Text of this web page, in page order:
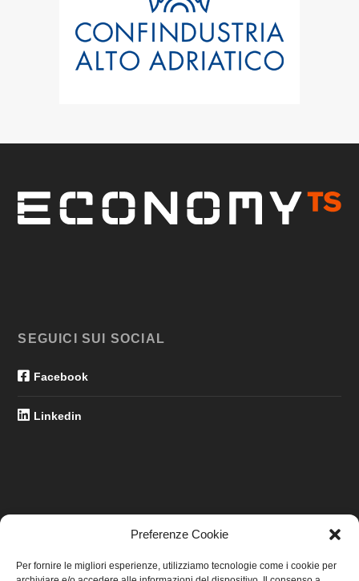
Preferenze Cookie
Per fornire le migliori esperienze, utilizziamo tecnologie come i cookie per
SEGUICI SUI SOCIAL
Facebook
Linkedin